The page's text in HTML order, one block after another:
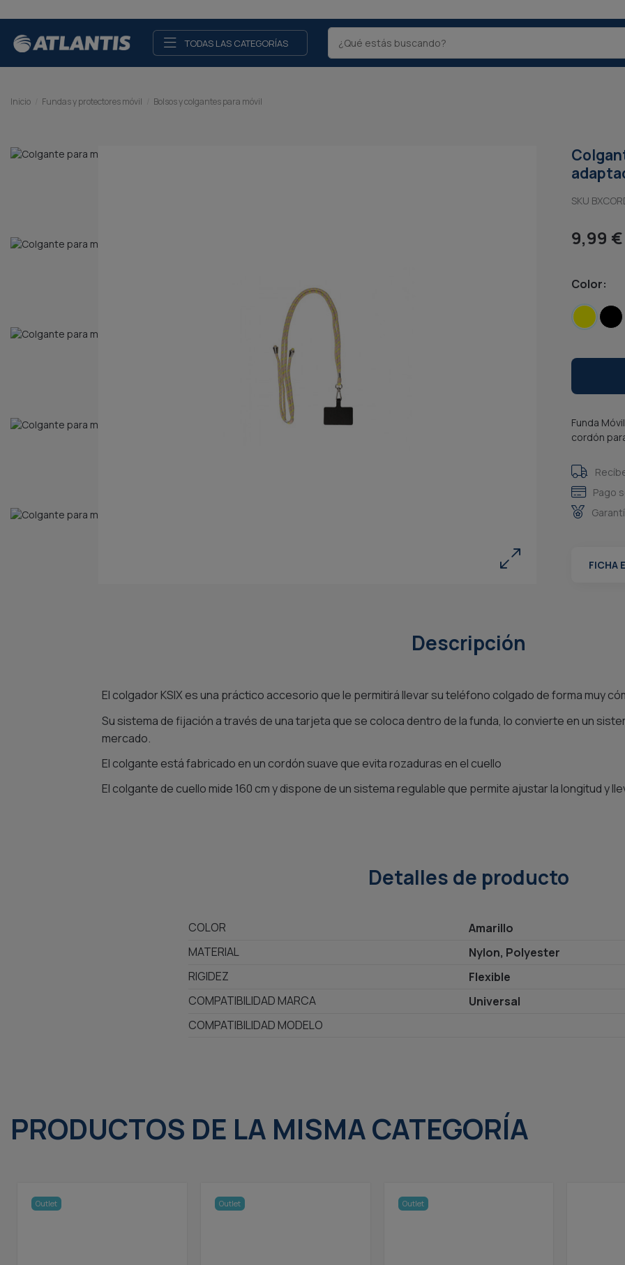
TODAS LAS CATEGORÍAS
Inicio Fundas y protectores móvil Bolsos y colgantes para móvil
SKU
9,99 €
Color:
Funda
cordón
Pago
FICHA
Descripción
El colgador KSIX es una práctico accesorio que le permitirá llevar su teléfono colgado de forma muy
Su sistema de fijación a través de una tarjeta que se coloca dentro de la funda, lo convierte en un
mercado.
El colgante está fabricado en un cordón suave que evita rozaduras en el cuello
El colgante de cuello mide 160 cm y dispone de un sistema regulable que permite ajustar la longitud y
Detalles de producto
COLOR
Amarillo
MATERIAL
Nylon, Polyester
RIGIDEZ
Flexible
COMPATIBILIDAD MARCA
Universal
COMPATIBILIDAD MODELO
PRODUCTOS DE LA MISMA CATEGORÍA
Outlet Outlet Outlet